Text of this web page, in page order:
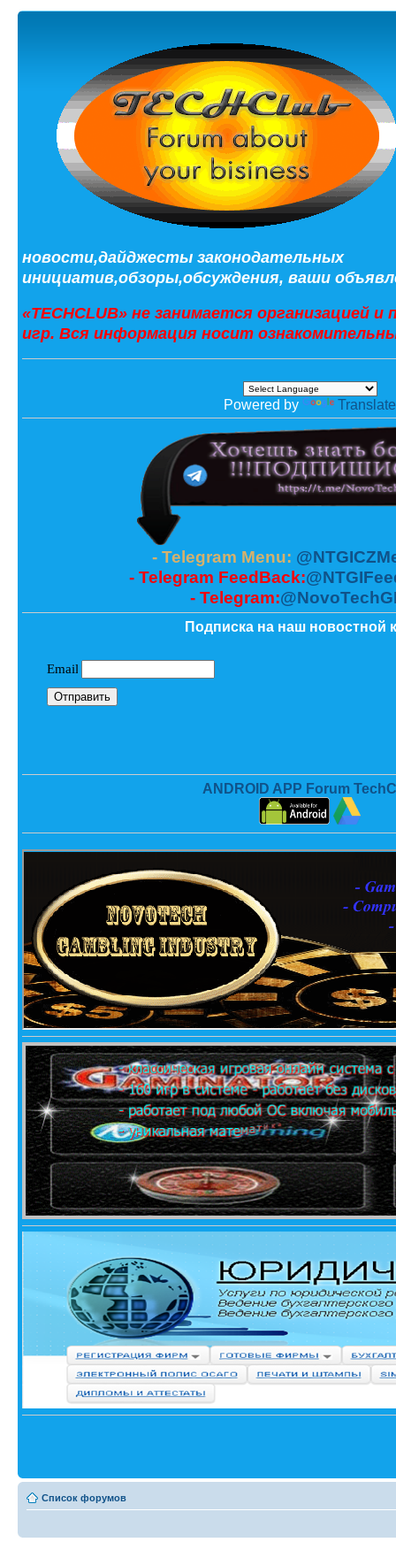
новости,дайджесты законодательных
инициатив,обзоры,обсуждения, ваши
«TECHCLUB» не занимается организацией
игр. Вся информация носит
Powered by Translate
- Telegram Menu:
- Telegram FeedBack:
- Telegram:
Подписка на наш новостной
ANDROID APP Forum
Список форумов